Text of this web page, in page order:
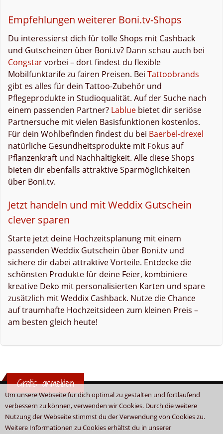
Um unsere Webseite für dich optimal zu gestalten und fortlaufend
verbessern zu können, verwenden wir Cookies. Durch die weitere
Nutzung der Webseite stimmst du der Verwendung von Cookies zu.
Weitere Informationen zu Cookies erhältst du in unserer
Empfehlungen weiterer Boni.tv-Shops
Du interessierst dich für tolle Shops mit Cashback
und Gutscheinen über Boni.tv? Dann schau auch bei
Congstarvorbei – dort findest du flexible
Mobilfunktarife zu fairen Preisen. Bei Tattoobrands
gibt es alles für dein Tattoo-Zubehör und
Pflegeprodukte in Studioqualität. Auf der Suche nach
einem passenden Partner? Lablue bietet dir seriöse
Partnersuche mit vielen Basisfunktionen kostenlos.
Für dein Wohlbefinden findest du bei Baerbel-drexel
natürliche Gesundheitsprodukte mit Fokus auf
Pflanzenkraft und Nachhaltigkeit. Alle diese Shops
bieten dir ebenfalls attraktive Sparmöglichkeiten
über Boni.tv.
Jetzt handeln und mit Weddix Gutschein
clever sparen
Starte jetzt deine Hochzeitsplanung mit einem
passenden Weddix Gutschein über Boni.tv und
sichere dir dabei attraktive Vorteile. Entdecke die
schönsten Produkte für deine Feier, kombiniere
kreative Deko mit personalisierten Karten und spare
zusätzlich mit Weddix Cashback. Nutze die Chance
auf traumhafte Hochzeitsideen zum kleinen Preis –
am besten gleich heute!
Gratis anmelden